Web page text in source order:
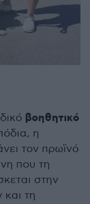
βοηθητικό
η
τον πρωϊνό
που τη
στην
τη